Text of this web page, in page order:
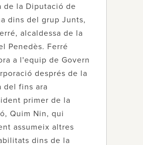
de la Diputació de
dins del grup Junts,
alcaldessa de la
Penedès. Ferré
a l'equip de Govern
després de la
del fins ara
primer de la
Quim Nin, qui
assumeix altres
dins de la